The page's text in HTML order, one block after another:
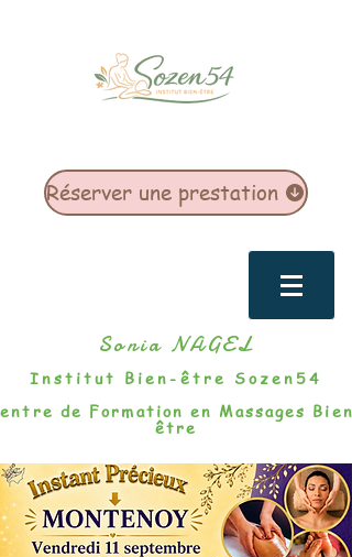
Réserver une prestation
Sonia NAGEL
Institut Bien-être Sozen54
de Formation en Massages Bien-
être